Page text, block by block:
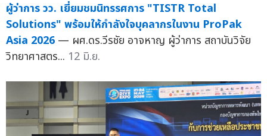
ผู้ว่าการ วว. เยี่ยมชมนิทรรศการ "TISTR Total
Solutions" พร้อมให้กำลังใจบุคลากรในงาน ProPak
Asia 2026 — ผศ.ดร.วีรชัย อาจหาญ ผู้ว่าการ สถาบันวิจัย
วิทยาศาสตร... 12 มิ.ย.